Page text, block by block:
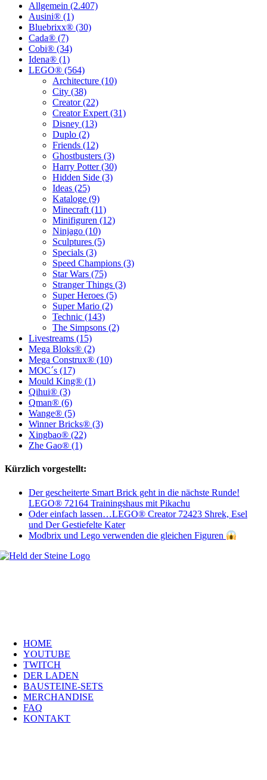
Allgemein (2.407)
Ausini® (1)
Bluebrixx® (30)
Cada® (7)
Cobi® (34)
Idena® (1)
LEGO® (564)
Architecture (10)
City (38)
Creator (22)
Creator Expert (31)
Disney (13)
Duplo (2)
Friends (12)
Ghostbusters (3)
Harry Potter (30)
Hidden Side (3)
Ideas (25)
Kataloge (9)
Minecraft (11)
Minifiguren (12)
Ninjago (10)
Sculptures (5)
Specials (3)
Speed Champions (3)
Star Wars (75)
Stranger Things (3)
Super Heroes (5)
Super Mario (2)
Technic (143)
The Simpsons (2)
Livestreams (15)
Mega Bloks® (2)
Mega Construx® (10)
MOC´s (17)
Mould King® (1)
Qihui® (3)
Qman® (6)
Wange® (5)
Winner Bricks® (3)
Xingbao® (22)
Zhe Gao® (1)
Kürzlich vorgestellt:
Der gescheiterte Smart Brick geht in die nächste Runde!
LEGO® 72164 Trainingshaus mit Pikachu
Oder einfach lassen…LEGO® Creator 72423 Shrek, Esel
und Der Gestiefelte Kater
Modbrix und Lego verwenden die gleichen Figuren
HOME
YOUTUBE
TWITCH
DER LADEN
BAUSTEINE-SETS
MERCHANDISE
FAQ
KONTAKT